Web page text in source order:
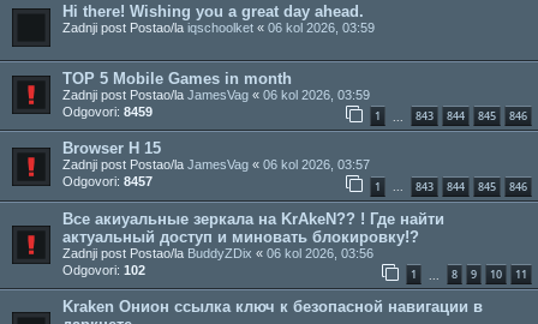
Hi there! Wishing you a great day ahead.
Zadnji post Postao/la iqschoolket « 06 kol 2026, 03:59
TOP 5 Mobile Games in month
Zadnji post Postao/la JamesVag « 06 kol 2026, 03:59
Odgovori: 8459 1 843 844 845 846
Browser H 15
Zadnji post Postao/la JamesVag « 06 kol 2026, 03:57
Odgovori: 8457 1 ... 843 844 845 846
Все акиуальные зеркала на KrAkeN?? ! Где найти
актуальный доступ и миновать блокировку!?
Zadnji post Postao/la BuddyZDix « 06 kol 2026, 03:56
Odgovori: 102 1 8 9 10 11
Kraken Онион ссылка ключ к безопасной навигации в